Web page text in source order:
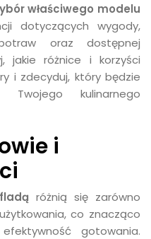
właściwego modelu
dotyczących wygody,
oraz dostępnej
jakie różnice i korzyści
i zdecyduj, który będzie
Twojego kulinarnego
i
różnią się zarówno
co znacząco
gotowania.